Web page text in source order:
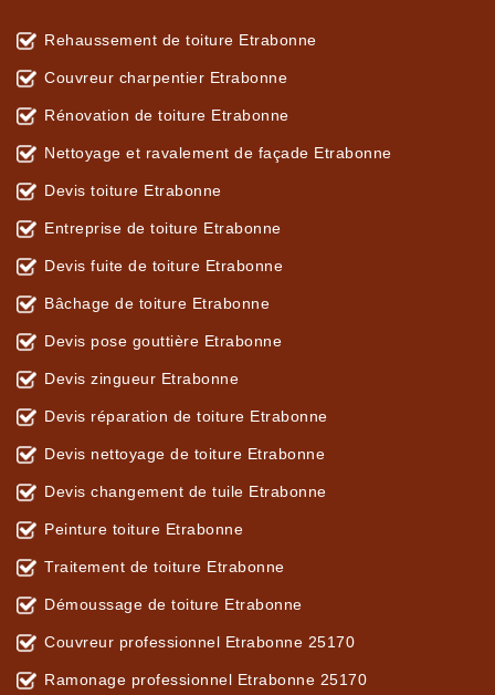
Rehaussement de toiture Etrabonne
Couvreur charpentier Etrabonne
Rénovation de toiture Etrabonne
Nettoyage et ravalement de façade Etrabonne
Devis toiture Etrabonne
Entreprise de toiture Etrabonne
Devis fuite de toiture Etrabonne
Bâchage de toiture Etrabonne
Devis pose gouttière Etrabonne
Devis zingueur Etrabonne
Devis réparation de toiture Etrabonne
Devis nettoyage de toiture Etrabonne
Devis changement de tuile Etrabonne
Peinture toiture Etrabonne
Traitement de toiture Etrabonne
Démoussage de toiture Etrabonne
Couvreur professionnel Etrabonne 25170
Ramonage professionnel Etrabonne 25170